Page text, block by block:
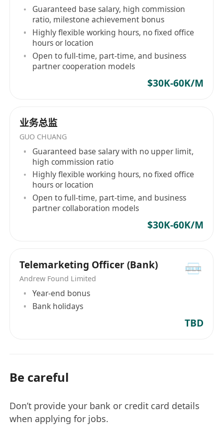
Guaranteed base salary, high commission
ratio, milestone achievement bonus
Highly flexible working hours, no fixed office
hours or location
Open to full-time, part-time, and business
partner cooperation models
$30K-60K/M
业务总监
GUO CHUANG
Guaranteed base salary with no upper limit,
high commission ratio
Highly flexible working hours, no fixed office
hours or location
Open to full-time, part-time, and business
partner collaboration models
$30K-60K/M
Telemarketing Officer (Bank)
Andrew Found Limited
Year-end bonus
Bank holidays
TBD
Be careful
Don’t provide your bank or credit card details
when applying for jobs.